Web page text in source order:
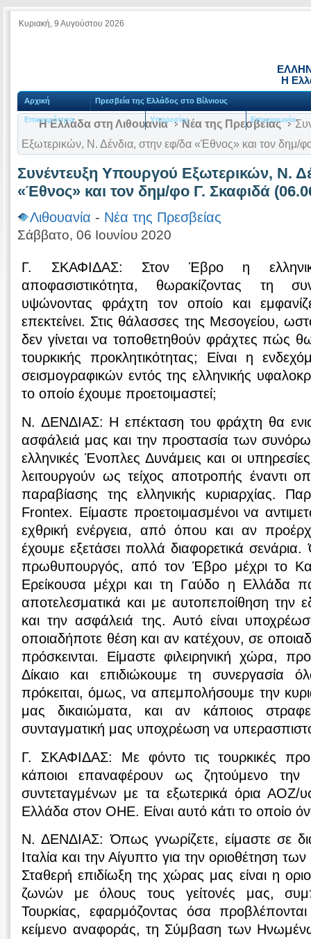
Κυριακή, 9 Αυγούστου 2026
Η
Αρχική Πρεσβεία της Ελλάδος στο Βίλνιους
Επικαιρότητα Υπηρεσίες Επικοινωνία
Η Ελλάδα στη Λιθουανία Νέα της Πρεσβείας
Εξωτερικών, Ν. Δένδια, στην εφ/δα «Έθνος» και τον δημ/
Συνέντευξη Υπουργού Εξωτερικών, Ν.
«Έθνος» και τον δημ/φο Γ. Σκαφιδά
Λιθουανία - Νέα της Πρεσβείας
Σάββατο, 06 Ιουνίου 2020
Γ. ΣΚΑΦΙΔΑΣ: Στον Έβρο η
αποφασιστικότητα, θωρακίζοντας τη
υψώνοντας φράχτη τον οποίο και
επεκτείνει. Στις θάλασσες της Μεσογείου,
δεν γίνεται να τοποθετηθούν φράχτες πώς
τουρκικής προκλητικότητας; Είναι η
σεισμογραφικών εντός της ελληνικής
το οποίο έχουμε προετοιμαστεί;
Ν. ΔΕΝΔΙΑΣ: Η επέκταση του φράχτη θα
ασφάλειά μας και την προστασία των
ελληνικές Ένοπλες Δυνάμεις και οι
λειτουργούν ως τείχος αποτροπής έναντι
παραβίασης της ελληνικής κυριαρχίας.
Frontex. Είμαστε προετοιμασμένοι να
εχθρική ενέργεια, από όπου και αν
έχουμε εξετάσει πολλά διαφορετικά σενάρια.
πρωθυπουργός, από τον Έβρο μέχρι το
Ερείκουσα μέχρι και τη Γαύδο η Ελλάδα
αποτελεσματικά και με αυτοπεποίθηση την
και την ασφάλειά της. Αυτό είναι
οποιαδήποτε θέση και αν κατέχουν, σε
πρόσκεινται. Είμαστε φιλειρηνική χώρα,
Δίκαιο και επιδιώκουμε τη συνεργασία
πρόκειται, όμως, να απεμπολήσουμε την
μας δικαιώματα, και αν κάποιος
συνταγματική μας υποχρέωση να
Γ. ΣΚΑΦΙΔΑΣ: Με φόντο τις τουρκικές
κάποιοι επαναφέρουν ως ζητούμενο την
συντεταγμένων με τα εξωτερικά όρια ΑΟΖ/
Ελλάδα στον OHE. Είναι αυτό κάτι το οποίο
Ν. ΔΕΝΔΙΑΣ: Όπως γνωρίζετε, είμαστε σε
Ιταλία και την Αίγυπτο για την οριοθέτηση
Σταθερή επιδίωξη της χώρας μας είναι η
ζωνών με όλους τους γείτονές μας,
Τουρκίας, εφαρμόζοντας όσα
κείμενο αναφοράς, τη Σύμβαση των